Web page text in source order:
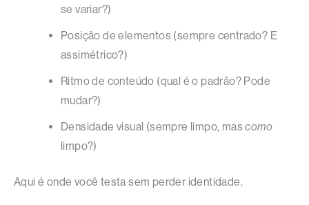
se variar?)
Posição de elementos (sempre centrado? E
assimétrico?)
Ritmo de conteúdo (qual é o padrão? Pode
mudar?)
Densidade visual (sempre limpo, mascomo
limpo?)
Aqui é onde você testa sem perder identidade.